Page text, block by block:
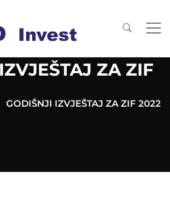
ZA ZIF
GODIŠNJI IZVJEŠTAJ ZA ZIF 2022